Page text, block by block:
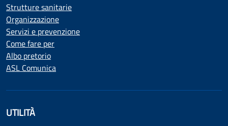
Strutture sanitarie
Organizzazione
Servizi e prevenzione
Come fare per
Albo pretorio
ASL Comunica
UTILITÀ